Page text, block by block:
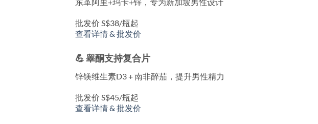
批发价 S$38/瓶起
查看详情 & 批发价
💪 睾酮支持复合片
锌镁维生素D3 + 南非醉茄，提升男性精力
批发价 S$45/瓶起
查看详情 & 批发价